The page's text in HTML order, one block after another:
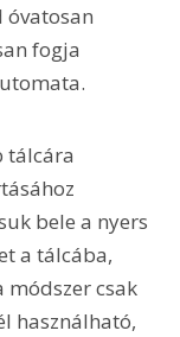
fogja
tálcára
bele a nyers
a tálcába,
módszer csak
használható,